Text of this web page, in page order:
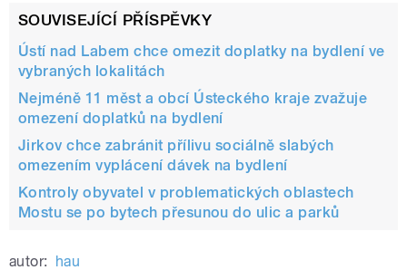
SOUVISEJÍCÍ PŘÍSPĚVKY
Ústí nad Labem chce omezit doplatky na bydlení ve
vybraných lokalitách
Nejméně 11 měst a obcí Ústeckého kraje zvažuje
omezení doplatků na bydlení
Jirkov chce zabránit přílivu sociálně slabých
omezením vyplácení dávek na bydlení
Kontroly obyvatel v problematických oblastech
Mostu se po bytech přesunou do ulic a parků
autor: hau